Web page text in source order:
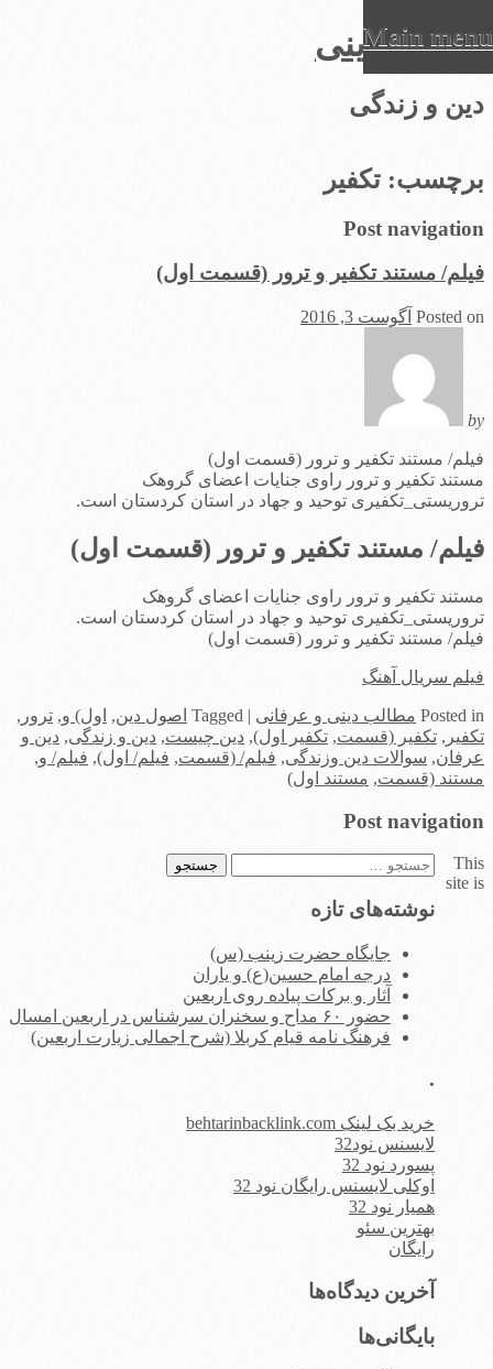
عرفان دینی
دین و زندگی
Main menu
to
content
برچسب: تکفیر
Post navigation
فیلم/ مستند تکفیر و ترور (قسمت اول)
Posted on آگوست 3, 2016
by
فیلم/ مستند تکفیر و ترور (قسمت اول)
مستند تکفیر و ترور راوی جنایات اعضای گروهک
تروریستی_تکفیری توحید و جهاد در استان کردستان است.
فیلم/ مستند تکفیر و ترور (قسمت اول)
مستند تکفیر و ترور راوی جنایات اعضای گروهک
تروریستی_تکفیری توحید و جهاد در استان کردستان است.
فیلم/ مستند تکفیر و ترور (قسمت اول)
فیلم سریال آهنگ
Posted in مطالب دینی و عرفانی |
Tagged اصول دین, اول) و, ترور ,
تکفیر , تکفیر (قسمت, تکفیر اول), دین چیست, دین و زندگی, دین و
عرفان, سوالات دین وزندگی, فیلم/ (قسمت, فیلم/ اول), فیلم/ و,
مستند (قسمت, مستند اول)
Post navigation
جستجو
نوشته‌های تازه
جایگاه حضرت زینب (س)
درجه امام حسین(ع) و یاران
آثار و برکات پیاده روی اربعین
حضور ۶۰ مداح و سخنران سرشناس در اربعین امسال
فرهنگ نامه قیام کربلا (شرح اجمالی زیارت اربعین)
.
خرید بک لینک behtarinbacklink.com
لایسنس نود32
پسورد نود 32
اوکلی لایسنس رایگان نود 32
همیار نود 32
بهترین سئو
رایگان
آخرین دیدگاه‌ها
بایگانی‌ها
This
site is